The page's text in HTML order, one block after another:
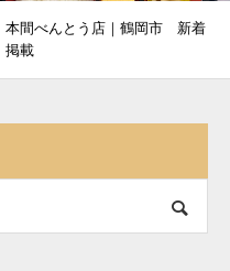
本間べんとう店｜鶴岡市 新着
掲載